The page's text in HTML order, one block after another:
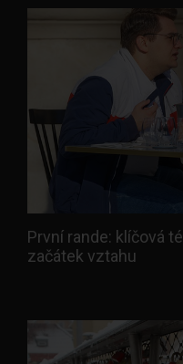
První rande: klíčová
začátek vztahu